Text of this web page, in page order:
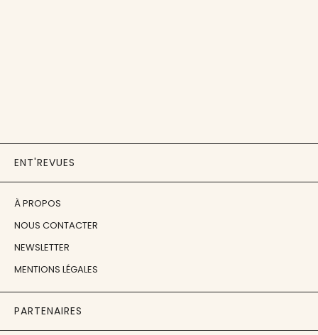
ENT'REVUES
À PROPOS
NOUS CONTACTER
NEWSLETTER
MENTIONS LÉGALES
PARTENAIRES